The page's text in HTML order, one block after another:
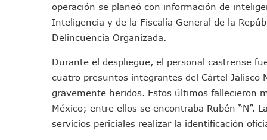
Morena Cierra Filas Por La
Hallazgo De Yareli
Regresa A Puerto Vallarta
Ra Aguilar Acompaña A
Oleaje Y Riesgo Por
“Kato” Supera El Abandono
México Necesitaba 600 Mil
Poderoso Terremoto
operación se planeó con información de
Inteligencia y de la Fiscalía General de la
Delincuencia Organizada.
Durante el despliegue, el personal castrense
cuatro presuntos integrantes del Cártel Jalisco
gravemente heridos. Estos últimos fallecieron
México; entre ellos se encontraba Rubén “N”.
servicios periciales realizar la identificación